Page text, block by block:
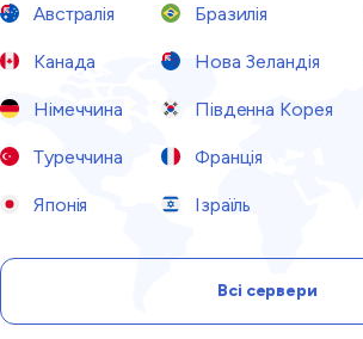
Австралія Бразилія
Канада Нова Зеландія
Німеччина Південна Корея
Туреччина Франція
Японія Ізраїль
Всі сервери